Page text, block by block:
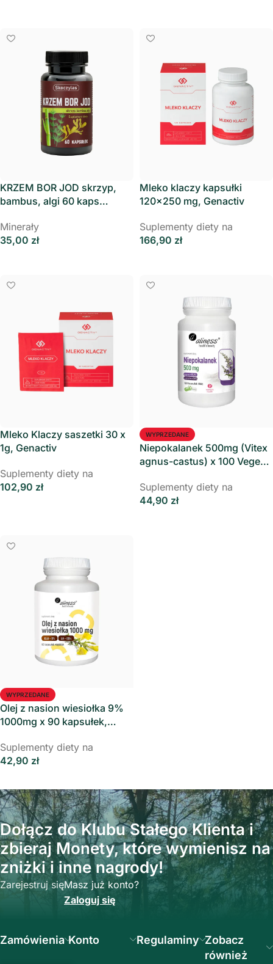
KRZEM BOR JOD skrzyp,
bambus, algi 60 kaps
Minerały
35,00 zł
Mleko klaczy kapsułki
120×250 mg, Genactiv
Suplementy diety na
166,90 zł
Mleko Klaczy saszetki 30 x
1g, Genactiv
Suplementy diety na
102,90 zł
WYPRZEDANE
Niepokalanek 500mg (Vitex
agnus-castus) x 100 Vege
Suplementy diety na
44,90 zł
WYPRZEDANE
Olej z nasion wiesiołka 9%
1000mg x 90 kapsułek,
Suplementy diety na
42,90 zł
Dołącz do Klubu Stałego Klienta i
zbieraj Monety, które wymienisz na
zniżki i inne nagrody!
Zarejestruj sięMasz już konto?
Zaloguj się
Zamówienia Konto Regulaminy Zobacz
również